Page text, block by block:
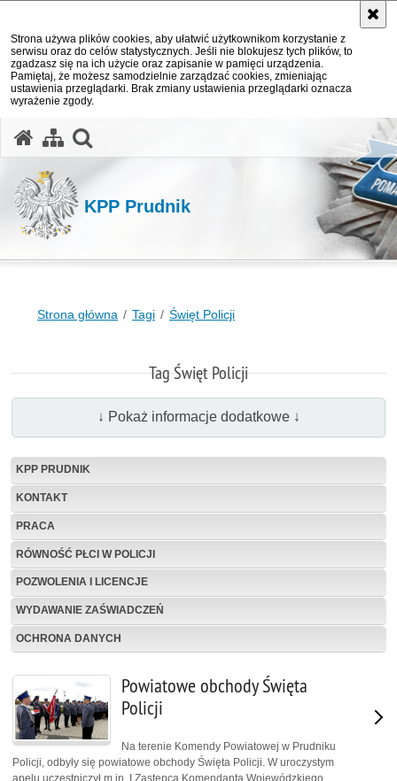
Strona używa plików cookies, aby ułatwić użytkownikom korzystanie z
serwisu oraz do celów statystycznych. Jeśli nie blokujesz tych plików, to
zgadzasz się na ich użycie oraz zapisanie w pamięci urządzenia.
Pamiętaj, że możesz samodzielnie zarządzać cookies, zmieniając
ustawienia przeglądarki. Brak zmiany ustawienia przeglądarki oznacza
wyrażenie zgody.
KPP Prudnik
Strona główna Tagi Święt Policji
Tag Święt Policji
↓ Pokaż informacje dodatkowe ↓
KPP PRUDNIK
KONTAKT
PRACA
RÓWNOŚĆ PŁCI W POLICJI
POZWOLENIA I LICENCJE
WYDAWANIE ZAŚWIADCZEŃ
OCHRONA DANYCH
Powiatowe obchody Święta
Policji
Na terenie Komendy Powiatowej w Prudniku
Policji, odbyły się powiatowe obchody Święta Policji. W uroczystym
apelu uczestniczył m.in. I Zastępca Komendanta Wojewódzkiego